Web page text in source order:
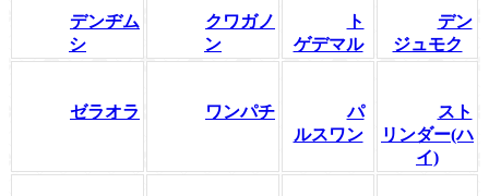
デンヂム
シ
クワガノ
ン
ト
ゲデマル
デン
ジュモク
ゼラオラ ワンパチ
パ
ルスワン
スト
リンダー(ハ
イ)